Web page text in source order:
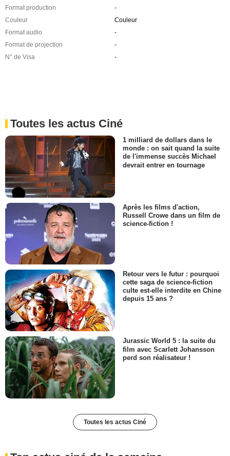
Format production
-
Couleur
Couleur
Format audio
-
Format de projection
-
N° de Visa
-
Toutes les actus Ciné
1 milliard de dollars dans le
monde : on sait quand la suite
de l'immense succès Michael
devrait entrer en tournage
Après les films d'action,
Russell Crowe dans un film de
science-fiction !
Retour vers le futur : pourquoi
cette saga de science-fiction
culte est-elle interdite en Chine
depuis 15 ans ?
Jurassic World 5 : la suite du
film avec Scarlett Johansson
perd son réalisateur !
Toutes les actus Ciné